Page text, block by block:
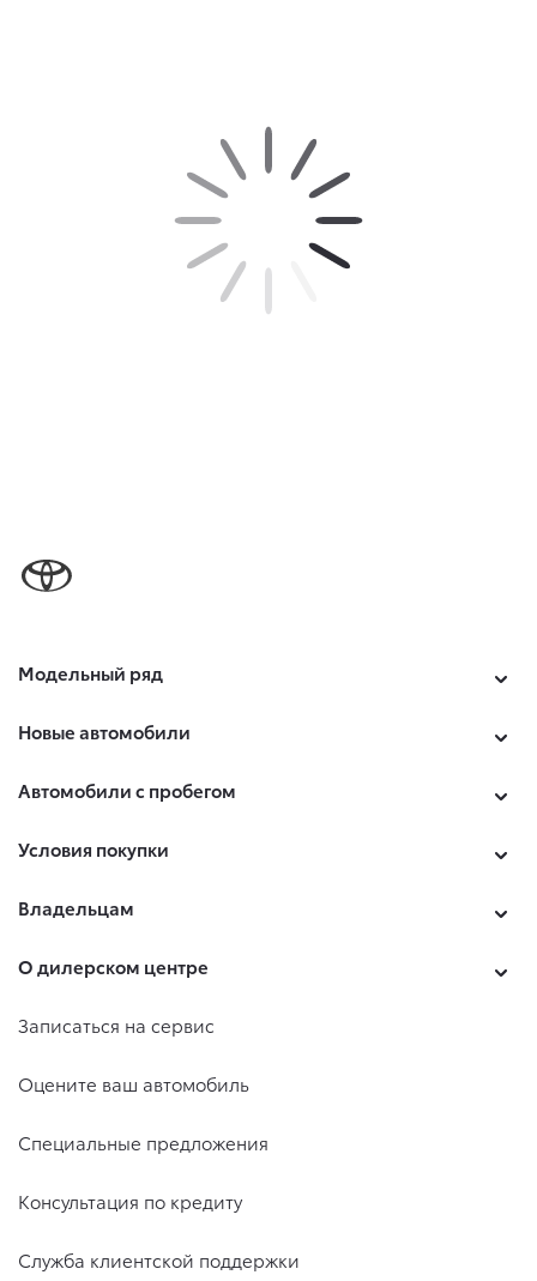
Модельный ряд
Новые автомобили
Автомобили с пробегом
Условия покупки
Владельцам
О дилерском центре
Записаться на сервис
Оцените ваш автомобиль
Специальные предложения
Консультация по кредиту
Служба клиентской поддержки